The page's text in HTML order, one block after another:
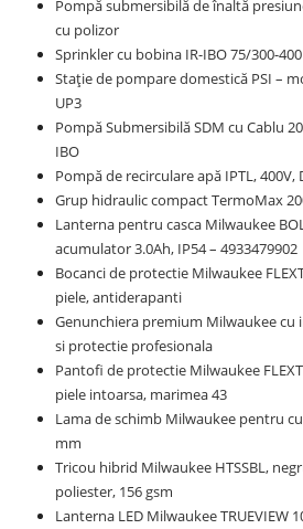
Pompă submersibilă de înaltă
cu polizor
Sprinkler cu bobina IR-IBO 75/300-400
Stație de pompare domestică PSI –
UP3
Pompă Submersibilă SDM cu Cablu
IBO
Pompă de recirculare apă IPTL, 400V,
Grup hidraulic compact TermoMax
Lanterna pentru casca Milwaukee
acumulator 3.0Ah, IP54 – 4933479902
Bocanci de protectie Milwaukee
piele, antiderapanti
Genunchiera premium Milwaukee cu
si protectie profesionala
Pantofi de protectie Milwaukee
piele intoarsa, marimea 43
Lama de schimb Milwaukee pentru
mm
Tricou hibrid Milwaukee HTSSBL,
poliester, 156 gsm
Lanterna LED Milwaukee TRUEVIEW